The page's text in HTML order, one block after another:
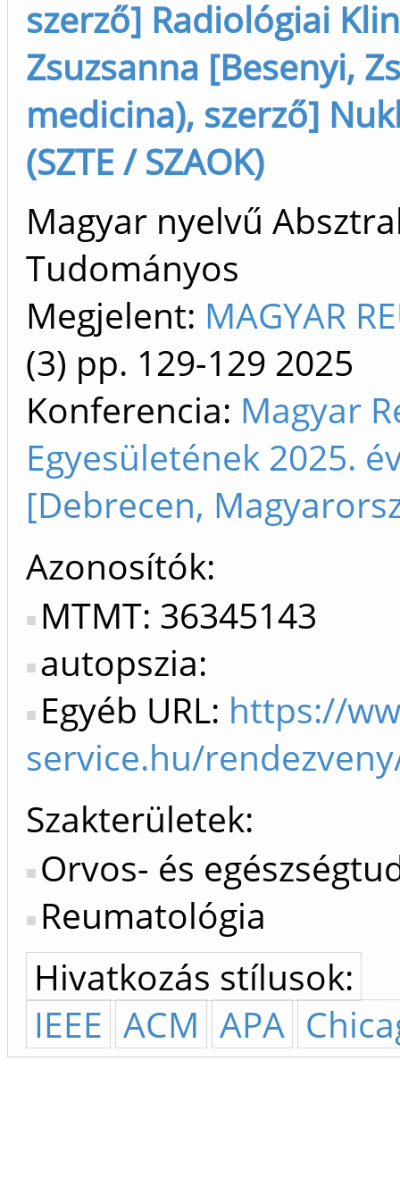
szerző] Radiológiai
Zsuzsanna [Besenyi,
medicina), szerző]
(SZTE / SZAOK)
Magyar nyelvű
Tudományos
Megjelent: MAGYAR
(3) pp. 129-129 2025
Konferencia: Magyar
Egyesületének 2025.
[Debrecen,
Azonosítók
MTMT: 36345143
autopszia:
Egyéb URL: https://
service.hu/
Szakterületek:
Orvos- és
Reumatológia
Hivatkozás stílusok:
IEEE ACM APA